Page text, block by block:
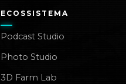
ECOSSISTEMA
Podcast Studio
Photo Studio
3D Farm Lab